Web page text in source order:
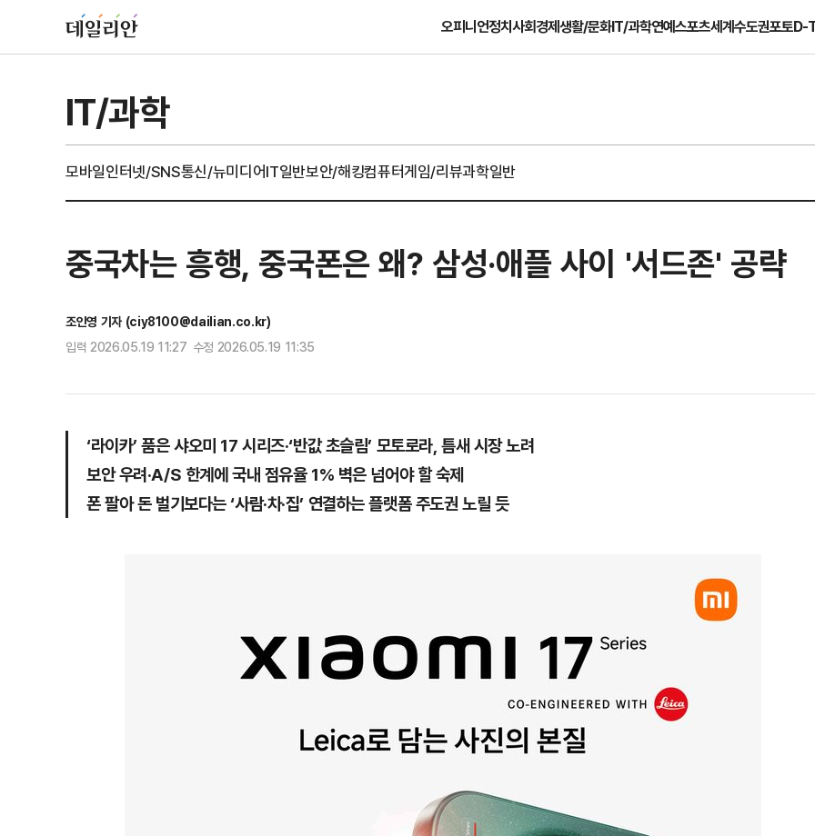
오피니언정치사회경제생활/문화IT/과학연예스포츠세계수도권포토D-
IT/과학
모바일인터넷/SNS통신/뉴미디어IT일반보안/해킹컴퓨터게임/리뷰과학일반
중국차는 흥행, 중국폰은 왜? 삼성·애플 사이 '서드존' 공략
조인영 기자 (ciy8100@dailian.co.kr)
입력 2026.05.19 11:27 수정 2026.05.19 11:35
‘라이카’ 품은 샤오미 17 시리즈·‘반값 초슬림’ 모토로라, 틈새 시장 노려
보안 우려·A/S 한계에 국내 점유율 1% 벽은 넘어야 할 숙제
폰 팔아 돈 벌기보다는 ‘사람·차·집’ 연결하는 플랫폼 주도권 노릴 듯